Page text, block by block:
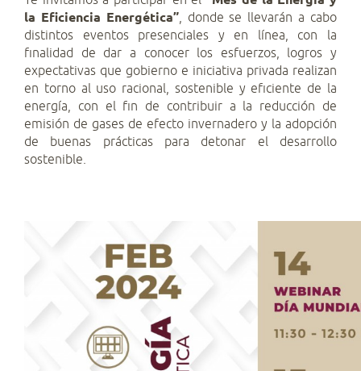
la Eficiencia Energética”, donde se llevarán a cabo
distintos eventos presenciales y en línea, con la
finalidad de dar a conocer los esfuerzos, logros y
expectativas que gobierno e iniciativa privada realizan
en torno al uso racional, sostenible y eficiente de la
energía, con el fin de contribuir a la reducción de
emisión de gases de efecto invernadero y la adopción
de buenas prácticas para detonar el desarrollo
sostenible.